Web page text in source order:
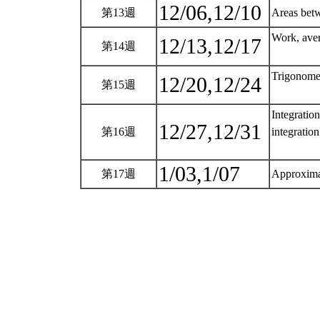
第13週 12/06,12/10 Areas
第14週 12/13,12/17 Work,
第15週 12/20,12/24
第16週 12/27,12/31
第17週 1/03,1/07